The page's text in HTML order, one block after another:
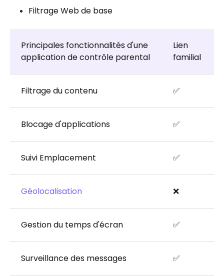
Filtrage Web de base
Principales fonctionnalités d'une
application de contrôle parental
Lien
familial
Filtrage du contenu ✅
Blocage d'applications ✅
Suivi Emplacement ✅
Géolocalisation ❌
Gestion du temps d'écran ✅
Surveillance des messages ✅